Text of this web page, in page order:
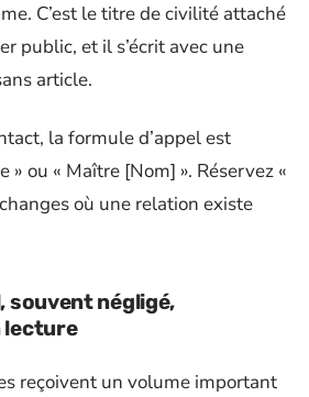
C’est le titre de civilité attaché
public, et il s’écrit avec une
article.
la formule d’appel est
» ou « Maître [Nom] ». Réservez «
où une relation existe
souvent négligé,
lecture
reçoivent un volume important